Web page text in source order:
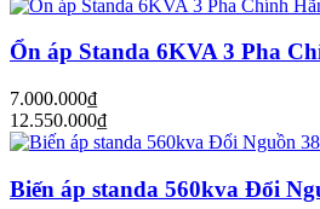
Ổn áp Standa 6KVA 3 Pha
7.000.000₫
12.550.000₫
Biến áp standa 560kva Đổi